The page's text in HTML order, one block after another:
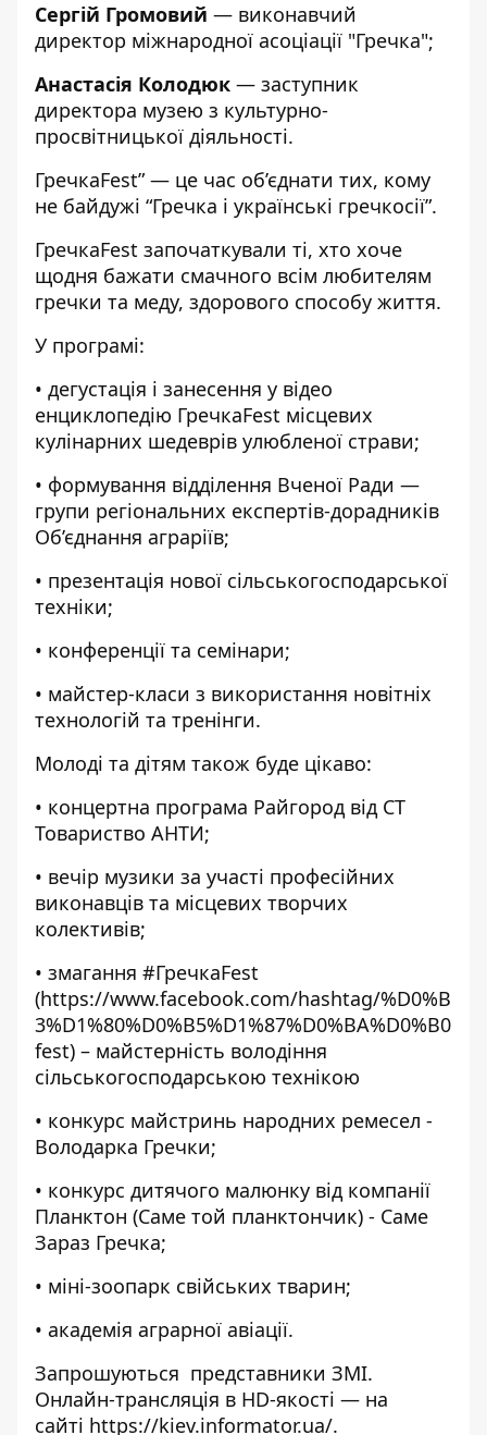
Сергій Громовий — виконавчий
директор міжнародної асоціації "Гречка";
Анастасія Колодюк — заступник
директора музею з культурно-
просвітницької діяльності.
ГречкаFest” — це час об’єднати тих, кому
не байдужі “Гречка і українські гречкосії”.
ГречкаFest започаткували ті, хто хоче
щодня бажати смачного всім любителям
гречки та меду, здорового способу життя.
У програмі:
• дегустація і занесення у відео
енциклопедію ГречкаFest місцевих
кулінарних шедеврів улюбленої страви;
• формування відділення Вченої Ради —
групи регіональних експертів-дорадників
Об’єднання аграріїв;
• презентація нової сільськогосподарської
техніки;
• конференції та семінари;
• майстер-класи з використання новітніх
технологій та тренінги.
Молоді та дітям також буде цікаво:
• концертна програма Райгород від СТ
Товариство АНТИ;
• вечір музики за участі професійних
виконавців та місцевих творчих
колективів;
• змагання #ГречкаFest
(https://www.facebook.com/hashtag/%D0%B
3%D1%80%D0%B5%D1%87%D0%BA%D0%B0
fest) – майстерність володіння
сільськогосподарською технікою
• конкурс майстринь народних ремесел -
Володарка Гречки;
• конкурс дитячого малюнку від компанії
Планктон (Саме той планктончик) - Саме
Зараз Гречка;
• міні-зоопарк свійських тварин;
• академія аграрної авіації.
Запрошуються представники ЗМІ.
Онлайн-трансляція в HD-якості — на
сайті https://kiev.informator.ua/.